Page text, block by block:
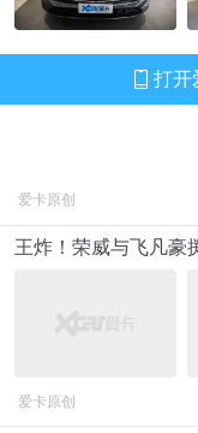
z 打开
爱卡原创
王炸！荣威与飞凡豪
爱卡原创